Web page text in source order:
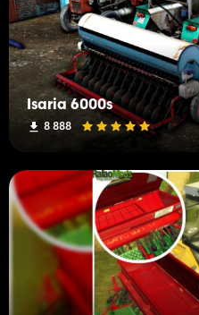
Isaria 6000s
8 888